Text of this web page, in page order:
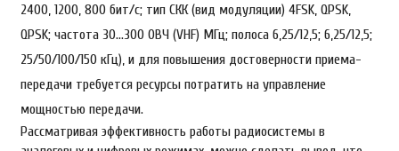
2400, 1200, 800 бит/с; тип СКК (вид модуляции) 4FSK, QPSK,
QPSK; частота 30…300 ОВЧ (VHF) МГц; полоса 6,25/12,5; 6,25/12,5;
25/50/100/150 кГц), и для повышения достоверности приема-
передачи требуется ресурсы потратить на управление
мощностью передачи.
Рассматривая эффективность работы радиосистемы в